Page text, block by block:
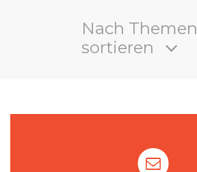
Nach Themen
sortieren